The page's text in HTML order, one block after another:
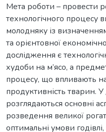
Мета роботи – провести
технологічного процесу
молодняку із
та орієнтовної
дослідження є
худоби на м’ясо, а
процесу, що впливають на
продуктивність тварин. У
розглядаються основні
розведення великої
оптимальні умови